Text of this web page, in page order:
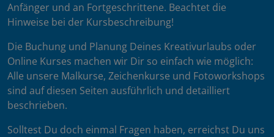
Anfänger und an Fortgeschrittene. Beachtet die
Hinweise bei der Kursbeschreibung!
Die Buchung und Planung Deines Kreativurlaubs oder
Online Kurses machen wir Dir so einfach wie möglich:
Alle unsere Malkurse, Zeichenkurse und Fotoworkshops
sind auf diesen Seiten ausführlich und detailliert
beschrieben.
Solltest Du doch einmal Fragen haben, erreichst Du uns